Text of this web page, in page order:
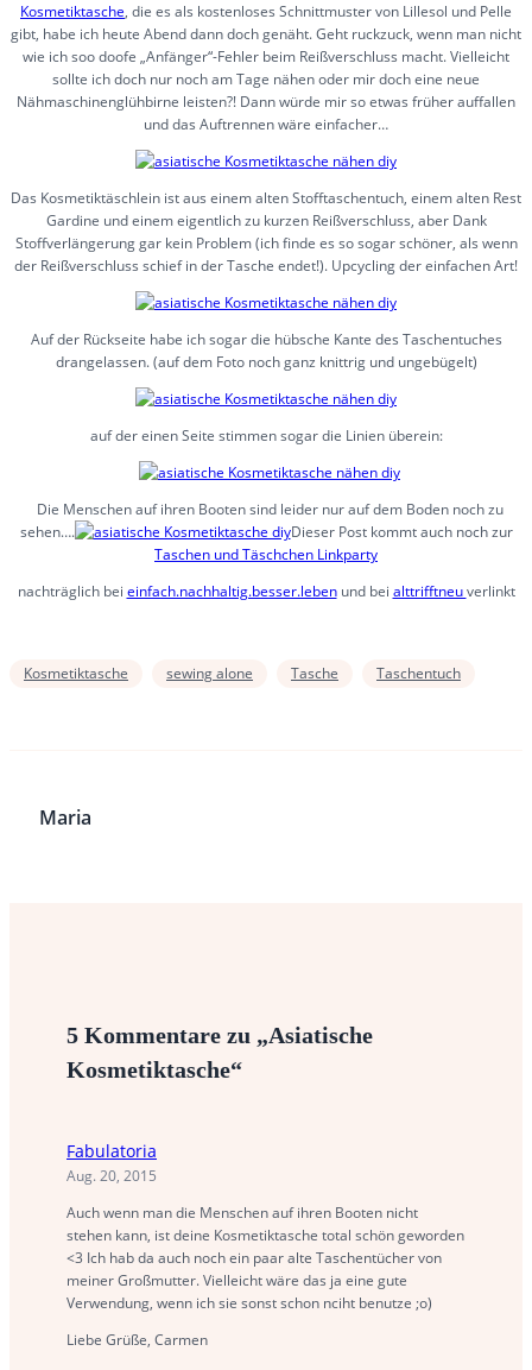
Kosmetiktasche, die es als kostenloses Schnittmuster von Lillesol und Pelle
gibt, habe ich heute Abend dann doch genäht. Geht ruckzuck, wenn man nicht
wie ich soo doofe „Anfänger“-Fehler beim Reißverschluss macht. Vielleicht
sollte ich doch nur noch am Tage nähen oder mir doch eine neue
Nähmaschinenglühbirne leisten?! Dann würde mir so etwas früher auffallen
und das Auftrennen wäre einfacher…
Das Kosmetiktäschlein ist aus einem alten Stofftaschentuch, einem alten Rest
Gardine und einem eigentlich zu kurzen Reißverschluss, aber Dank
Stoffverlängerung gar kein Problem (ich finde es so sogar schöner, als wenn
der Reißverschluss schief in der Tasche endet!). Upcycling der einfachen Art!
Auf der Rückseite habe ich sogar die hübsche Kante des Taschentuches
drangelassen. (auf dem Foto noch ganz knittrig und ungebügelt)
auf der einen Seite stimmen sogar die Linien überein:
Die Menschen auf ihren Booten sind leider nur auf dem Boden noch zu
sehen….
Dieser Post kommt auch noch zur
Taschen und Täschchen Linkparty
nachträglich bei einfach.nachhaltig.besser.lebenund bei alttrifftneuverlinkt
Kosmetiktasche sewing alone Tasche Taschentuch
Maria
5 Kommentare zu „Asiatische
Kosmetiktasche“
Fabulatoria
Aug. 20, 2015
Auch wenn man die Menschen auf ihren Booten nicht
stehen kann, ist deine Kosmetiktasche total schön geworden
<3 Ich hab da auch noch ein paar alte Taschentücher von
meiner Großmutter. Vielleicht wäre das ja eine gute
Verwendung, wenn ich sie sonst schon nciht benutze ;o)
Liebe Grüße, Carmen